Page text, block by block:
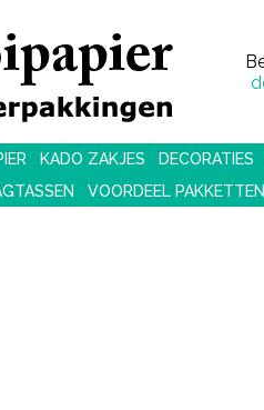
KADO ZAKJES DECORATIES
VOORDEEL PAKKETTEN